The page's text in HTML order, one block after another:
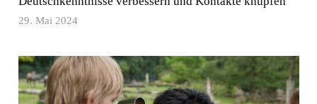
29. Mai 2024